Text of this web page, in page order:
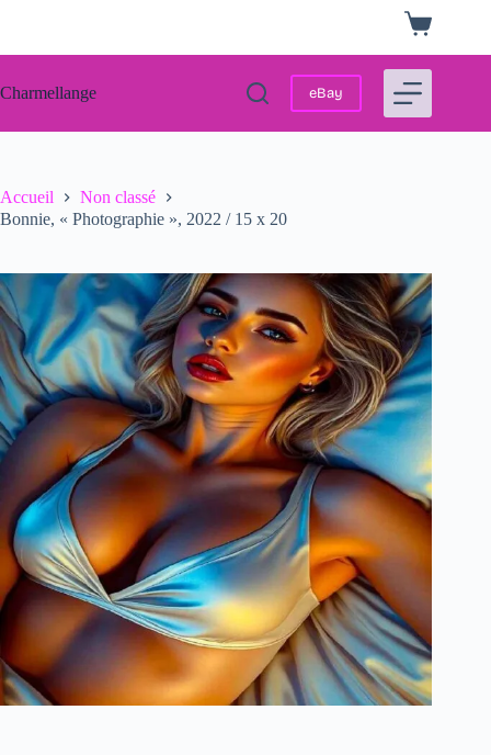
Panier
d’achat
Charmellange eBay
Accueil
Non classé
Bonnie, « Photographie », 2022 / 15 x 20